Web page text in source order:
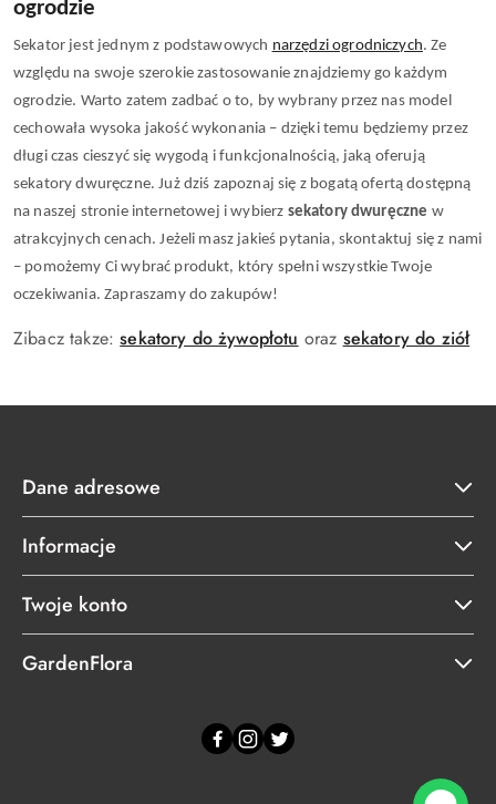
ogrodzie
Sekator jest jednym z podstawowych narzędzi ogrodniczych. Ze
względu na swoje szerokie zastosowanie znajdziemy go każdym
ogrodzie. Warto zatem zadbać o to, by wybrany przez nas model
cechowała wysoka jakość wykonania – dzięki temu będziemy przez
długi czas cieszyć się wygodą i funkcjonalnością, jaką oferują
sekatory dwuręczne. Już dziś zapoznaj się z bogatą ofertą dostępną
na naszej stronie internetowej i wybierz sekatory dwuręczne w
atrakcyjnych cenach. Jeżeli masz jakieś pytania, skontaktuj się z nami
– pomożemy Ci wybrać produkt, który spełni wszystkie Twoje
oczekiwania. Zapraszamy do zakupów!
Zibacz takze:sekatory do żywopłotu oraz sekatory do ziół
Dane adresowe
Informacje
Twoje konto
GardenFlora